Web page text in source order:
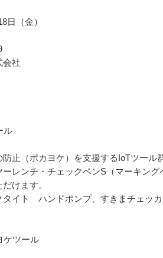
日（金）
会社
ル
止（ポカヨケ）を支援するIoTツール
レンチ・チェックペンS（マーキン
けます。
イト ハンドポンプ、すきまチェッ
ケツール